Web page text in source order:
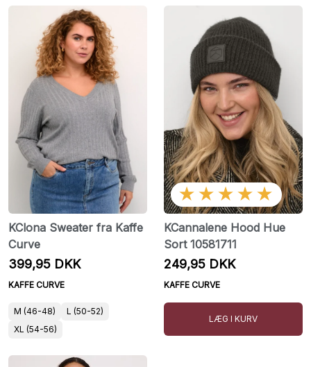
KClona Sweater fra Kaffe
Curve
399,95 DKK
KAFFE CURVE
M (46-48)
L (50-52)
XL (54-56)
★★★★★
KCannalene Hood Hue
Sort 10581711
249,95 DKK
KAFFE CURVE
LÆG I KURV